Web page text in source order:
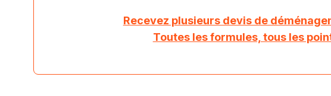
Recevez plusieurs devis de
Toutes les formules, tous les